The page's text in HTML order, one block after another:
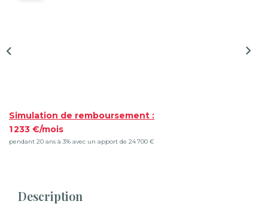
Actualités
Simulation de remboursement :
1 233 €/mois
pendant 20 ans à 3% avec un apport de 24 700 €
Description